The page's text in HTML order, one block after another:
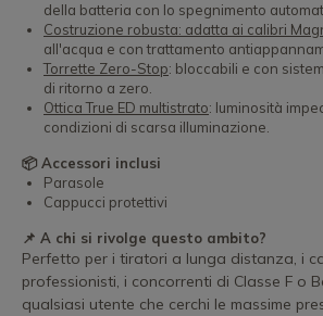
della batteria con lo spegnimento
Costruzione robusta: adatta ai calibri
all'acqua e con trattamento
Torrette Zero-Stop: bloccabili e con
di ritorno a zero.
Ottica True ED multistrato: luminosità
condizioni di scarsa illuminazione.
📦 Accessori inclusi
Parasole
Cappucci protettivi
📌 A chi si rivolge questo ambito?
Perfetto per i tiratori a lunga distanza, i
professionisti, i concorrenti di Classe F o
qualsiasi utente che cerchi le massime